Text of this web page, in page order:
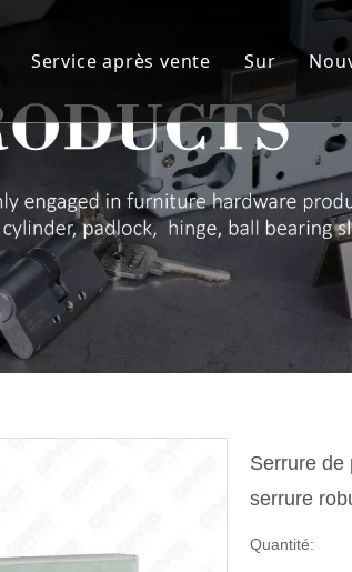
à billes
personnalisée
d'artisanat
Service après vente
Service
AQ et CQ
Audit des fournisseurs & NDA
ROHS
Sur
Notre
Serrure de
serrure
Quantité: